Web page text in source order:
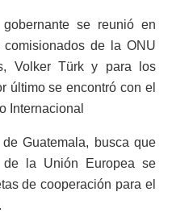
se reunió en
de la ONU
Volker Türk y para los
último se encontró con el
Internacional
Guatemala, busca que
la Unión Europea se
de cooperación para el